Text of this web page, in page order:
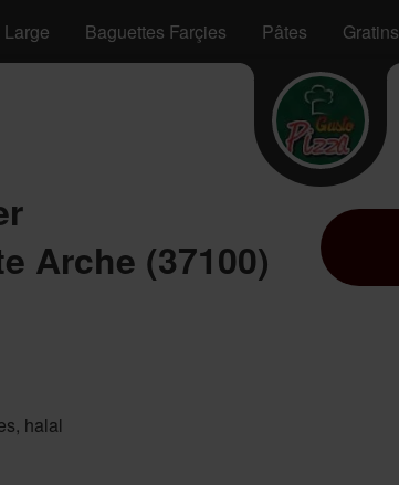
Baguettes Farçies Pâtes Gratins
Arche (37100)
halal